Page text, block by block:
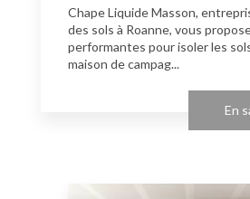
Chape Liquide Masson,
des sols à Roanne, vous
performantes pour isoler les
maison de campag...
En